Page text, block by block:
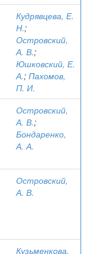
Кудрявцева, Е.
Н.;
Островский,
А. В.;
Юшковский, Е.
А.; Пахомов,
П. И.
Островский,
А. В.;
Бондаренко,
А. А.
Островский,
А. В.
Кузьменкова,